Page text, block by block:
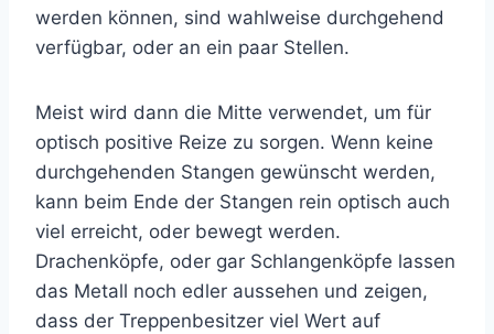
werden können, sind wahlweise durchgehend
verfügbar, oder an ein paar Stellen.
Meist wird dann die Mitte verwendet, um für
optisch positive Reize zu sorgen. Wenn keine
durchgehenden Stangen gewünscht werden,
kann beim Ende der Stangen rein optisch auch
viel erreicht, oder bewegt werden.
Drachenköpfe, oder gar Schlangenköpfe lassen
das Metall noch edler aussehen und zeigen,
dass der Treppenbesitzer viel Wert auf